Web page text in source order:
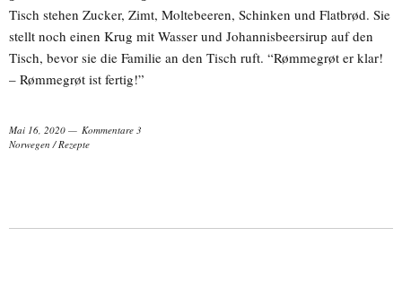
Tisch stehen Zucker, Zimt, Moltebeeren, Schinken und Flatbrød. Sie
stellt noch einen Krug mit Wasser und Johannisbeersirup auf den
Tisch, bevor sie die Familie an den Tisch ruft. “Rømmegrøt er klar!
– Rømmegrøt ist fertig!”
Mai 16, 2020
Kommentare 3
Norwegen /Rezepte